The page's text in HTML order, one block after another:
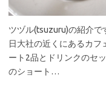
ツヅル(tsuzuru)の紹介で
日大社の近くにあるカ
ート2品とドリンクのセ
のショート…